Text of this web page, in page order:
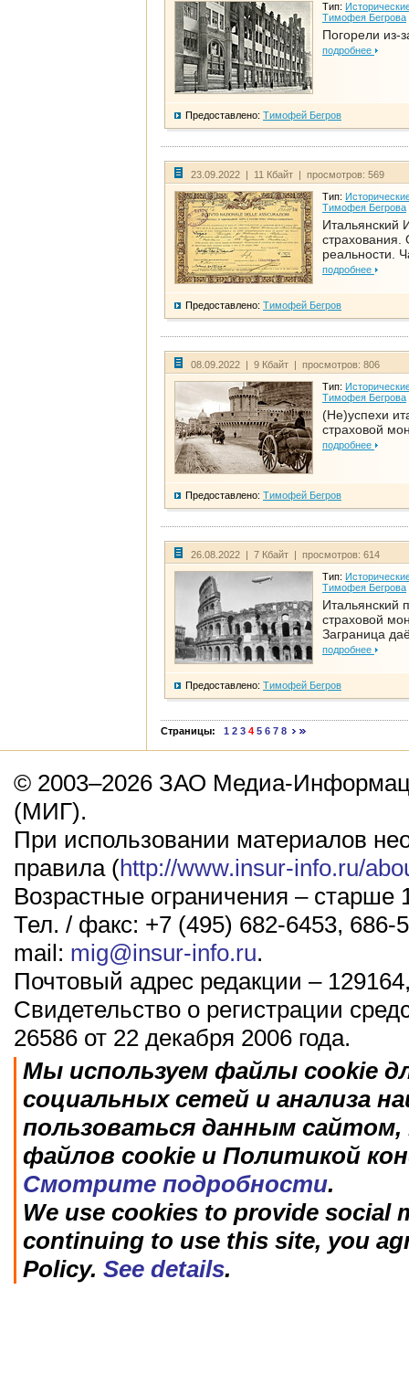
Тип:
Тимофея Бегрова
Погорели из-
подробнее
Предоставлено: Тимофей Бегров
23.09.2022 | 11 Кбайт | просмотров: 569
Тип:
Тимофея Бегрова
Итальянский
страхования.
реальности.
подробнее
Предоставлено: Тимофей Бегров
08.09.2022 | 9 Кбайт | просмотров: 806
Тип:
Тимофея Бегрова
(Не)успехи
страховой
подробнее
Предоставлено: Тимофей Бегров
26.08.2022 | 7 Кбайт | просмотров: 614
Тип:
Тимофея Бегрова
Итальянский
страховой
Заграница
подробнее
Предоставлено: Тимофей Бегров
Страницы: 1 2 3 4 5 6 7 8
© 2003–2026 ЗАО Медиа-
(МИГ).
При использовании материалов
правила (http://www.insur-info.ru/
Возрастные ограничения – старше
Тел. / факс: +7 (495) 682-6453, 686-
mail: mig@insur-info.ru.
Почтовый адрес редакции –
Свидетельство о регистрации
26586 от 22 декабря 2006 года.
Мы используем файлы cookie
социальных сетей и анализа
пользоваться данным
файлов cookie и Политикой
Смотрите подробности.
We use cookies to provide social
continuing to use this site, you
Policy. See details.